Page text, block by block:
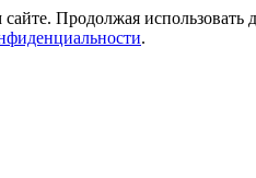
Продолжая использовать
.